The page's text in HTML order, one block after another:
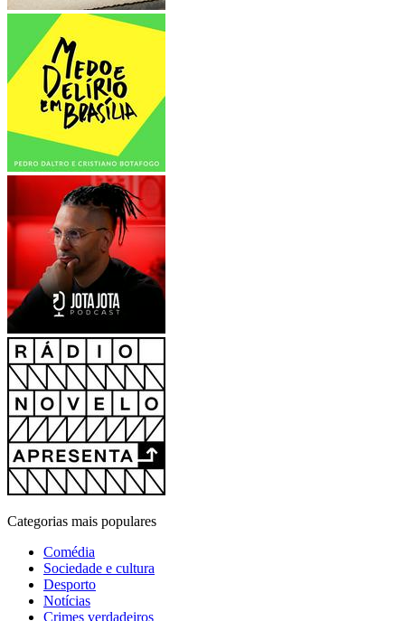
Categorias mais populares
Comédia
Sociedade e cultura
Desporto
Notícias
Crimes verdadeiros